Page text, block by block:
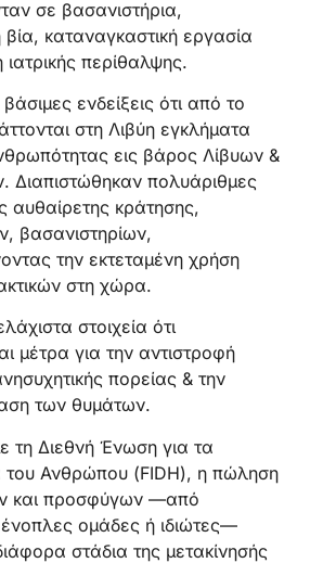
σε βασανιστήρια,
καταναγκαστική εργασία
ιατρικής περίθαλψης.
ενδείξεις ότι από το
στη Λιβύη εγκλήματα
εις βάρος Λίβυων &
Διαπιστώθηκαν πολυάριθμες
αυθαίρετης κράτησης,
βασανιστηρίων,
την εκτεταμένη χρήση
στη χώρα.
στοιχεία ότι
μέτρα για την αντιστροφή
πορείας & την
των θυμάτων.
τη Διεθνή Ένωση για τα
του Ανθρώπου (FIDH), η πώληση
και προσφύγων —από
ένοπλες ομάδες ή ιδιώτες—
στάδια της μετακίνησής